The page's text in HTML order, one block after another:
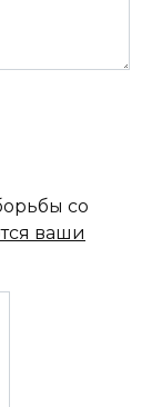
со
ваши